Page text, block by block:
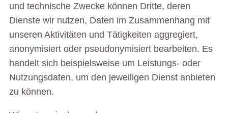
und technische Zwecke können Dritte, deren
Dienste wir nutzen, Daten im Zusammenhang mit
unseren Aktivitäten und Tätigkeiten aggregiert,
anonymisiert oder pseudonymisiert bearbeiten. Es
handelt sich beispielsweise um Leistungs- oder
Nutzungsdaten, um den jeweiligen Dienst anbieten
zu können.